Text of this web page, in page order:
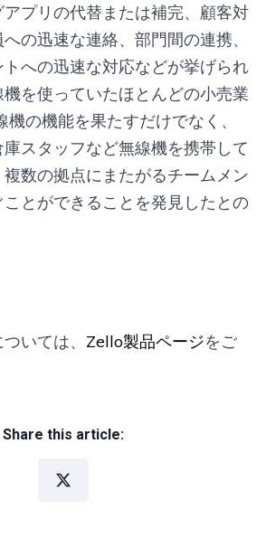
プリの代替または補完、顧客対
の迅速な連絡、部門間の連携、
への迅速な対応などが挙げられ
を使っていたほとんどの小売業
の機能を果たすだけでなく、
スタッフなど無線機を携帯して
数の拠点にまたがるチームメン
とができることを発見したとの
いては、 Zello製品ページをご
Share this article: